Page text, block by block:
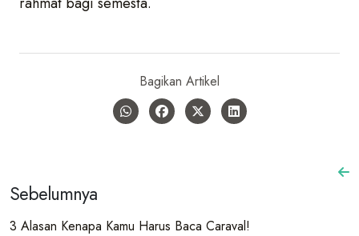
Bagikan Artikel
Sebelumnya
3 Alasan Kenapa Kamu Harus Baca Caraval!